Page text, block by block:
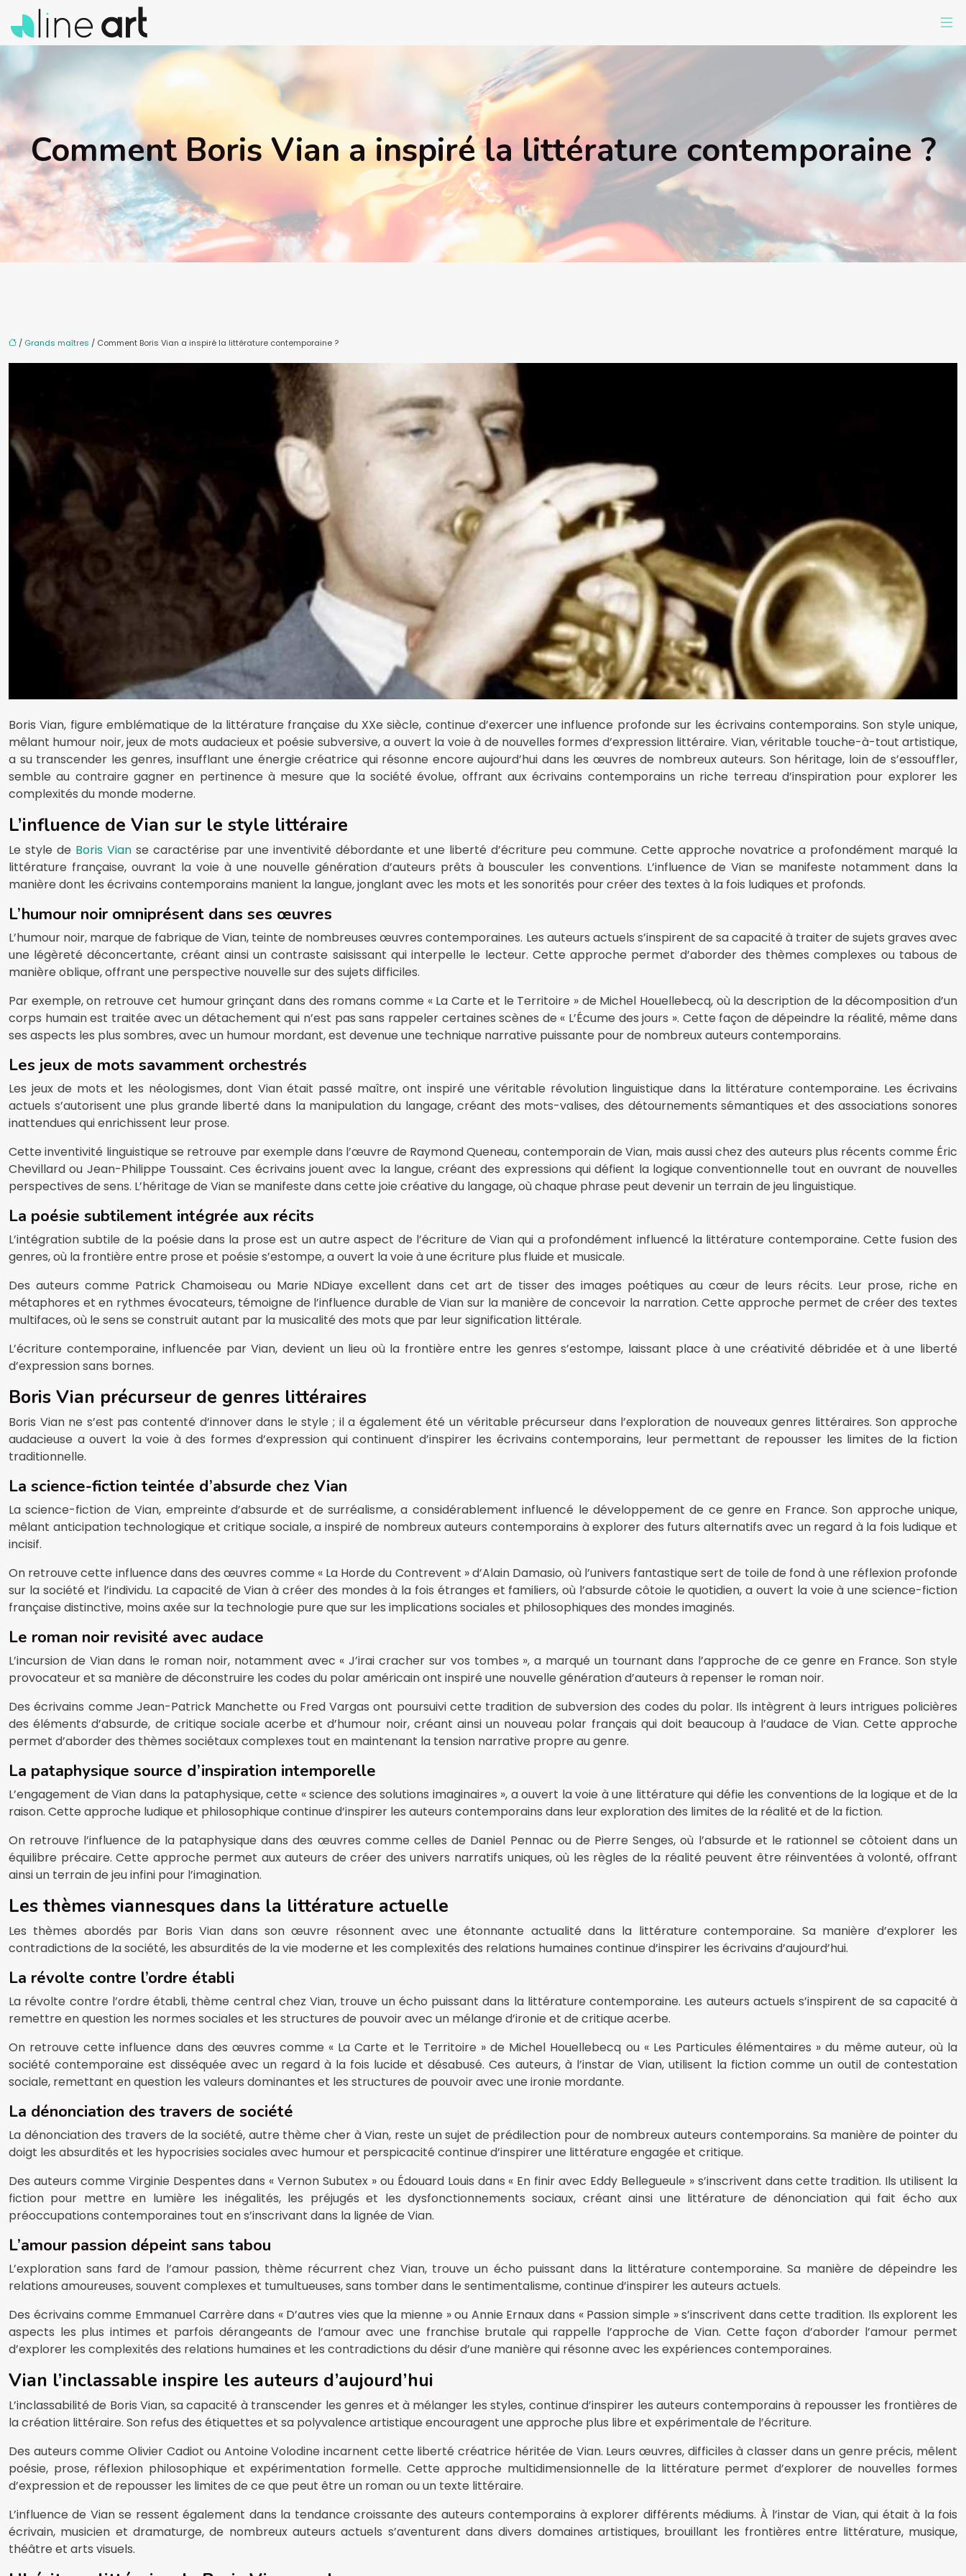
Comment Boris Vian a inspiré la littérature contemporaine ?
/ Grands maîtres / Comment Boris Vian a inspiré la littérature contemporaine ?
Boris Vian, figure emblématique de la littérature française du XXe siècle, continue d’exercer une influence profonde sur les écrivains contemporains. Son style unique,
mêlant humour noir, jeux de mots audacieux et poésie subversive, a ouvert la voie à de nouvelles formes d’expression littéraire. Vian, véritable touche-à-tout artistique,
a su transcender les genres, insufflant une énergie créatrice qui résonne encore aujourd’hui dans les œuvres de nombreux auteurs. Son héritage, loin de s’essouffler,
semble au contraire gagner en pertinence à mesure que la société évolue, offrant aux écrivains contemporains un riche terreau d’inspiration pour explorer les
complexités du monde moderne.
L’influence de Vian sur le style littéraire
Le style de Boris Vianse caractérise par une inventivité débordante et une liberté d’écriture peu commune. Cette approche novatrice a profondément marqué la
littérature française, ouvrant la voie à une nouvelle génération d’auteurs prêts à bousculer les conventions. L’influence de Vian se manifeste notamment dans la
manière dont les écrivains contemporains manient la langue, jonglant avec les mots et les sonorités pour créer des textes à la fois ludiques et profonds.
L’humour noir omniprésent dans ses œuvres
L’humour noir, marque de fabrique de Vian, teinte de nombreuses œuvres contemporaines. Les auteurs actuels s’inspirent de sa capacité à traiter de sujets graves avec
une légèreté déconcertante, créant ainsi un contraste saisissant qui interpelle le lecteur. Cette approche permet d’aborder des thèmes complexes ou tabous de
manière oblique, offrant une perspective nouvelle sur des sujets difficiles.
Par exemple, on retrouve cet humour grinçant dans des romans comme « La Carte et le Territoire » de Michel Houellebecq, où la description de la décomposition d’un
corps humain est traitée avec un détachement qui n’est pas sans rappeler certaines scènes de « L’Écume des jours ». Cette façon de dépeindre la réalité, même dans
ses aspects les plus sombres, avec un humour mordant, est devenue une technique narrative puissante pour de nombreux auteurs contemporains.
Les jeux de mots savamment orchestrés
Les jeux de mots et les néologismes, dont Vian était passé maître, ont inspiré une véritable révolution linguistique dans la littérature contemporaine. Les écrivains
actuels s’autorisent une plus grande liberté dans la manipulation du langage, créant des mots-valises, des détournements sémantiques et des associations sonores
inattendues qui enrichissent leur prose.
Cette inventivité linguistique se retrouve par exemple dans l’œuvre de Raymond Queneau, contemporain de Vian, mais aussi chez des auteurs plus récents comme Éric
Chevillard ou Jean-Philippe Toussaint. Ces écrivains jouent avec la langue, créant des expressions qui défient la logique conventionnelle tout en ouvrant de nouvelles
perspectives de sens. L’héritage de Vian se manifeste dans cette joie créative du langage, où chaque phrase peut devenir un terrain de jeu linguistique.
La poésie subtilement intégrée aux récits
L’intégration subtile de la poésie dans la prose est un autre aspect de l’écriture de Vian qui a profondément influencé la littérature contemporaine. Cette fusion des
genres, où la frontière entre prose et poésie s’estompe, a ouvert la voie à une écriture plus fluide et musicale.
Des auteurs comme Patrick Chamoiseau ou Marie NDiaye excellent dans cet art de tisser des images poétiques au cœur de leurs récits. Leur prose, riche en
métaphores et en rythmes évocateurs, témoigne de l’influence durable de Vian sur la manière de concevoir la narration. Cette approche permet de créer des textes
multifaces, où le sens se construit autant par la musicalité des mots que par leur signification littérale.
L’écriture contemporaine, influencée par Vian, devient un lieu où la frontière entre les genres s’estompe, laissant place à une créativité débridée et à une liberté
d’expression sans bornes.
Boris Vian précurseur de genres littéraires
Boris Vian ne s’est pas contenté d’innover dans le style ; il a également été un véritable précurseur dans l’exploration de nouveaux genres littéraires. Son approche
audacieuse a ouvert la voie à des formes d’expression qui continuent d’inspirer les écrivains contemporains, leur permettant de repousser les limites de la fiction
traditionnelle.
La science-fiction teintée d’absurde chez Vian
La science-fiction de Vian, empreinte d’absurde et de surréalisme, a considérablement influencé le développement de ce genre en France. Son approche unique,
mêlant anticipation technologique et critique sociale, a inspiré de nombreux auteurs contemporains à explorer des futurs alternatifs avec un regard à la fois ludique et
incisif.
On retrouve cette influence dans des œuvres comme « La Horde du Contrevent » d’Alain Damasio, où l’univers fantastique sert de toile de fond à une réflexion profonde
sur la société et l’individu. La capacité de Vian à créer des mondes à la fois étranges et familiers, où l’absurde côtoie le quotidien, a ouvert la voie à une science-fiction
française distinctive, moins axée sur la technologie pure que sur les implications sociales et philosophiques des mondes imaginés.
Le roman noir revisité avec audace
L’incursion de Vian dans le roman noir, notamment avec « J’irai cracher sur vos tombes », a marqué un tournant dans l’approche de ce genre en France. Son style
provocateur et sa manière de déconstruire les codes du polar américain ont inspiré une nouvelle génération d’auteurs à repenser le roman noir.
Des écrivains comme Jean-Patrick Manchette ou Fred Vargas ont poursuivi cette tradition de subversion des codes du polar. Ils intègrent à leurs intrigues policières
des éléments d’absurde, de critique sociale acerbe et d’humour noir, créant ainsi un nouveau polar français qui doit beaucoup à l’audace de Vian. Cette approche
permet d’aborder des thèmes sociétaux complexes tout en maintenant la tension narrative propre au genre.
La pataphysique source d’inspiration intemporelle
L’engagement de Vian dans la pataphysique, cette « science des solutions imaginaires », a ouvert la voie à une littérature qui défie les conventions de la logique et de la
raison. Cette approche ludique et philosophique continue d’inspirer les auteurs contemporains dans leur exploration des limites de la réalité et de la fiction.
On retrouve l’influence de la pataphysique dans des œuvres comme celles de Daniel Pennac ou de Pierre Senges, où l’absurde et le rationnel se côtoient dans un
équilibre précaire. Cette approche permet aux auteurs de créer des univers narratifs uniques, où les règles de la réalité peuvent être réinventées à volonté, offrant
ainsi un terrain de jeu infini pour l’imagination.
Les thèmes viannesques dans la littérature actuelle
Les thèmes abordés par Boris Vian dans son œuvre résonnent avec une étonnante actualité dans la littérature contemporaine. Sa manière d’explorer les
contradictions de la société, les absurdités de la vie moderne et les complexités des relations humaines continue d’inspirer les écrivains d’aujourd’hui.
La révolte contre l’ordre établi
La révolte contre l’ordre établi, thème central chez Vian, trouve un écho puissant dans la littérature contemporaine. Les auteurs actuels s’inspirent de sa capacité à
remettre en question les normes sociales et les structures de pouvoir avec un mélange d’ironie et de critique acerbe.
On retrouve cette influence dans des œuvres comme « La Carte et le Territoire » de Michel Houellebecq ou « Les Particules élémentaires » du même auteur, où la
société contemporaine est disséquée avec un regard à la fois lucide et désabusé. Ces auteurs, à l’instar de Vian, utilisent la fiction comme un outil de contestation
sociale, remettant en question les valeurs dominantes et les structures de pouvoir avec une ironie mordante.
La dénonciation des travers de société
La dénonciation des travers de la société, autre thème cher à Vian, reste un sujet de prédilection pour de nombreux auteurs contemporains. Sa manière de pointer du
doigt les absurdités et les hypocrisies sociales avec humour et perspicacité continue d’inspirer une littérature engagée et critique.
Des auteurs comme Virginie Despentes dans « Vernon Subutex » ou Édouard Louis dans « En finir avec Eddy Bellegueule » s’inscrivent dans cette tradition. Ils utilisent la
fiction pour mettre en lumière les inégalités, les préjugés et les dysfonctionnements sociaux, créant ainsi une littérature de dénonciation qui fait écho aux
préoccupations contemporaines tout en s’inscrivant dans la lignée de Vian.
L’amour passion dépeint sans tabou
L’exploration sans fard de l’amour passion, thème récurrent chez Vian, trouve un écho puissant dans la littérature contemporaine. Sa manière de dépeindre les
relations amoureuses, souvent complexes et tumultueuses, sans tomber dans le sentimentalisme, continue d’inspirer les auteurs actuels.
Des écrivains comme Emmanuel Carrère dans « D’autres vies que la mienne » ou Annie Ernaux dans « Passion simple » s’inscrivent dans cette tradition. Ils explorent les
aspects les plus intimes et parfois dérangeants de l’amour avec une franchise brutale qui rappelle l’approche de Vian. Cette façon d’aborder l’amour permet
d’explorer les complexités des relations humaines et les contradictions du désir d’une manière qui résonne avec les expériences contemporaines.
Vian l’inclassable inspire les auteurs d’aujourd’hui
L’inclassabilité de Boris Vian, sa capacité à transcender les genres et à mélanger les styles, continue d’inspirer les auteurs contemporains à repousser les frontières de
la création littéraire. Son refus des étiquettes et sa polyvalence artistique encouragent une approche plus libre et expérimentale de l’écriture.
Des auteurs comme Olivier Cadiot ou Antoine Volodine incarnent cette liberté créatrice héritée de Vian. Leurs œuvres, difficiles à classer dans un genre précis, mêlent
poésie, prose, réflexion philosophique et expérimentation formelle. Cette approche multidimensionnelle de la littérature permet d’explorer de nouvelles formes
d’expression et de repousser les limites de ce que peut être un roman ou un texte littéraire.
L’influence de Vian se ressent également dans la tendance croissante des auteurs contemporains à explorer différents médiums. À l’instar de Vian, qui était à la fois
écrivain, musicien et dramaturge, de nombreux auteurs actuels s’aventurent dans divers domaines artistiques, brouillant les frontières entre littérature, musique,
théâtre et arts visuels.